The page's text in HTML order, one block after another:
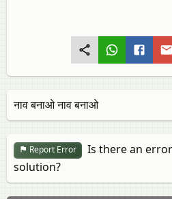
नाव बनाओ नाव बनाओ
Report Error
Is there an
solution?